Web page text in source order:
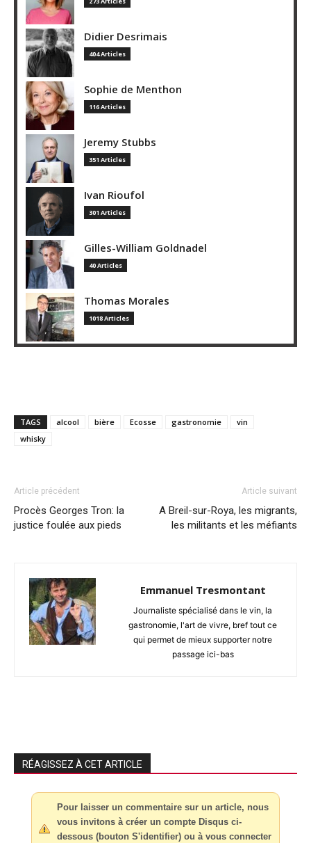
Didier Desrimais
404 Articles
Sophie de Menthon
116 Articles
Jeremy Stubbs
351 Articles
Ivan Rioufol
301 Articles
Gilles-William Goldnadel
40 Articles
Thomas Morales
1018 Articles
TAGS alcool bière Ecosse gastronomie
vin
whisky
Article précédent
Procès Georges Tron: la
justice foulée aux pieds
Article suivant
A Breil-sur-Roya, les migrants,
les militants et les méfiants
Emmanuel Tresmontant
Journaliste spécialisé dans le vin, la
gastronomie, l'art de vivre, bref tout ce
qui permet de mieux supporter notre
passage ici-bas
RÉAGISSEZ À CET ARTICLE
Pour laisser un commentaire sur un article, nous
vous invitons à créer un compte Disqus ci-
dessous (bouton S'identifier) ou à vous connecter